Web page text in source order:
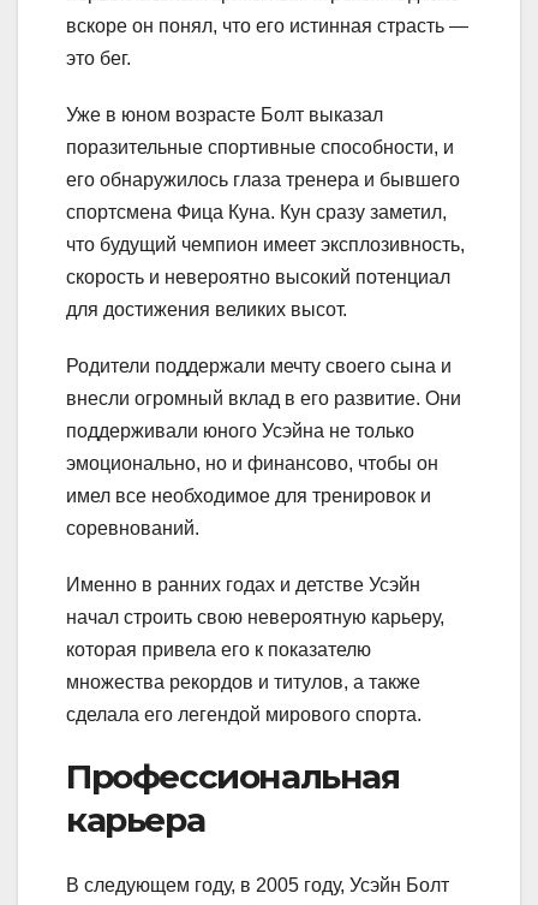
вскоре он понял, что его истинная страсть —
это бег.
Уже в юном возрасте Болт выказал
поразительные спортивные способности, и
его обнаружилось глаза тренера и бывшего
спортсмена Фица Куна. Кун сразу заметил,
что будущий чемпион имеет эксплозивность,
скорость и невероятно высокий потенциал
для достижения великих высот.
Родители поддержали мечту своего сына и
внесли огромный вклад в его развитие. Они
поддерживали юного Усэйна не только
эмоционально, но и финансово, чтобы он
имел все необходимое для тренировок и
соревнований.
Именно в ранних годах и детстве Усэйн
начал строить свою невероятную карьеру,
которая привела его к показателю
множества рекордов и титулов, а также
сделала его легендой мирового спорта.
Профессиональная
карьера
В следующем году, в 2005 году, Усэйн Болт